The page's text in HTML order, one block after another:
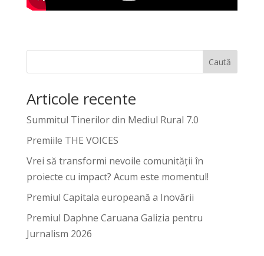
Caută
Articole recente
Summitul Tinerilor din Mediul Rural 7.0
Premiile THE VOICES
Vrei să transformi nevoile comunității în
proiecte cu impact? Acum este momentul!
Premiul Capitala europeană a Inovării
Premiul Daphne Caruana Galizia pentru
Jurnalism 2026